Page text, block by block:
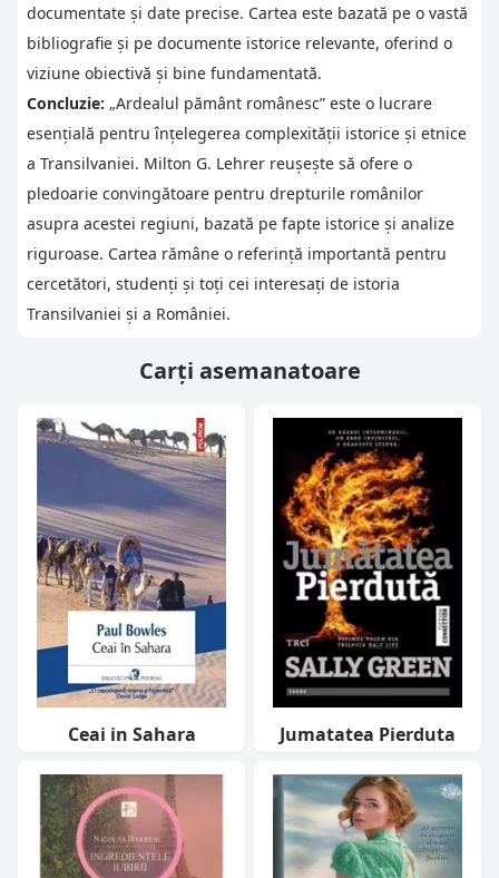
documentate și date precise. Cartea este bazată pe o vastă
bibliografie și pe documente istorice relevante, oferind o
viziune obiectivă și bine fundamentată.
Concluzie: „Ardealul pământ românesc” este o lucrare
esențială pentru înțelegerea complexității istorice și etnice
a Transilvaniei. Milton G. Lehrer reușește să ofere o
pledoarie convingătoare pentru drepturile românilor
asupra acestei regiuni, bazată pe fapte istorice și analize
riguroase. Cartea rămâne o referință importantă pentru
cercetători, studenți și toți cei interesați de istoria
Transilvaniei și a României.
Carți asemanatoare
Ceai in Sahara Jumatatea Pierduta